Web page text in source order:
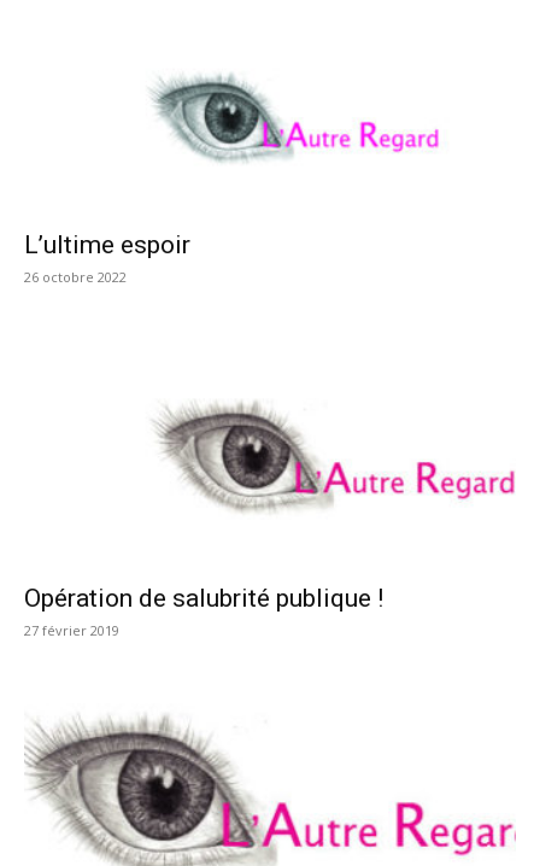
L’ultime espoir
26 octobre 2022
Opération de salubrité publique !
27 février 2019